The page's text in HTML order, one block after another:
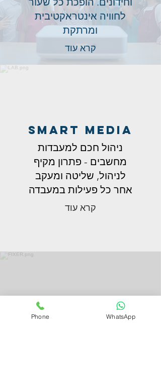
לחוויה אינטראקטיבית
ומרתקת
קרא עוד
SMART MEDIA
ניהול חכם למעבדות
מחשבים - פתרון מקיף
לניהול, שליטה ומעקב
אחר כל פעילות במעבדה
קרא עוד
FIXER1
Phone WhatsApp